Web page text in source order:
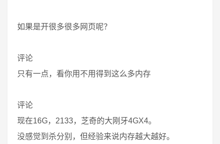
如果是开很多很多网页呢？
评论
只有一点，看你用不用得到这么多内存
评论
现在16G，2133，芝奇的大刚牙4GX4。
没感觉到杀分别，但经验来说内存越大越好。